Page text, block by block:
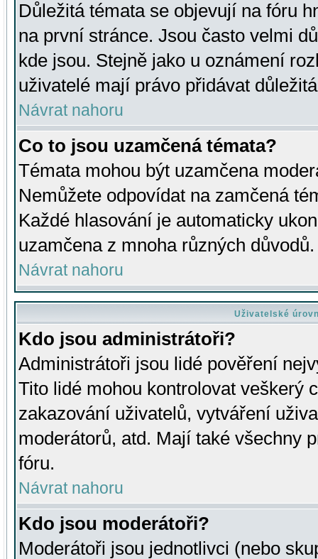
Důležitá témata se objevují na fóru
na první stránce. Jsou často velmi
kde jsou. Stejně jako u oznámení
uživatelé mají právo přidávat
Návrat nahoru
Co to jsou uzamčená témata?
Témata mohou být uzamčena
Nemůžete odpovídat na zamčená
Každé hlasování je automaticky
uzamčena z mnoha různých důvodů.
Návrat nahoru
Uživatelské
Kdo jsou administrátoři?
Administrátoři jsou lidé pověření
Tito lidé mohou kontrolovat veškerý
zakazování uživatelů, vytváření
moderátorů, atd. Mají také všechny
fóru.
Návrat nahoru
Kdo jsou moderátoři?
Moderátoři jsou jednotlivci (nebo